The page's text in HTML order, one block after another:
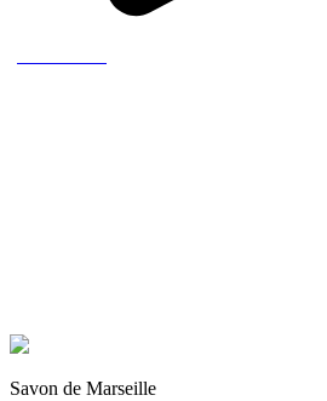
Savon de Marseille